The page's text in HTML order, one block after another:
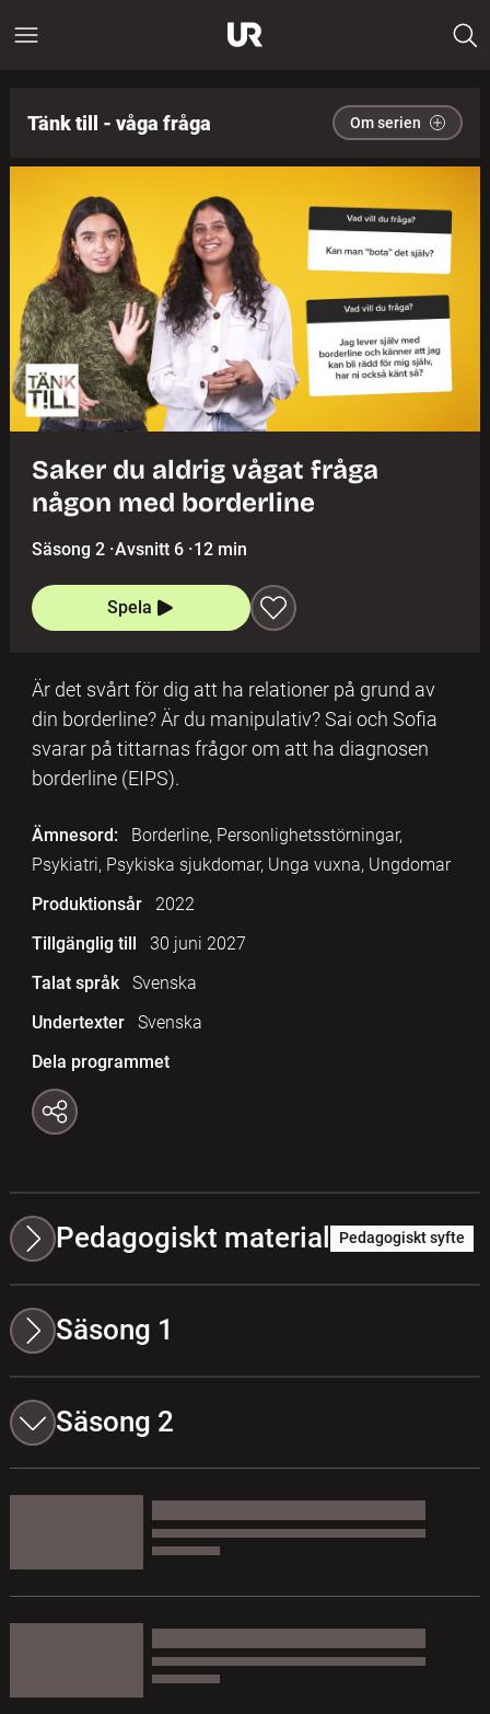
Tänk till - våga fråga Om serien
Saker du aldrig vågat fråga
någon med borderline
Säsong 2 ·Avsnitt 6 ·12 min
Spela
Är det svårt för dig att ha relationer på grund av
din borderline? Är du manipulativ? Sai och Sofia
svarar på tittarnas frågor om att ha diagnosen
borderline (EIPS).
Ämnesord:
Borderline, Personlighetsstörningar,
Psykiatri, Psykiska sjukdomar, Unga vuxna, Ungdomar
Produktionsår
2022
Tillgänglig till
30 juni 2027
Talat språk
Svenska
Undertexter
Svenska
Dela programmet
Pedagogiskt material Pedagogiskt syfte
Säsong 1
Säsong 2